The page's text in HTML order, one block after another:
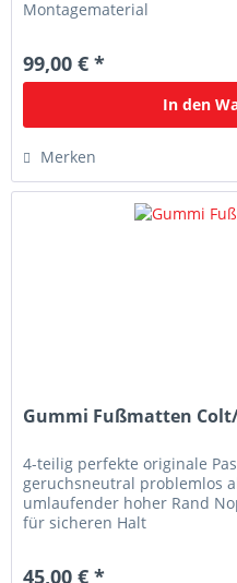
Montagematerial
99,00 € *
In den
Merken
Gummi Fußmatten
4-teilig perfekte originale
geruchsneutral problemlos
umlaufender hoher Rand
für sicheren Halt
45,00 € *